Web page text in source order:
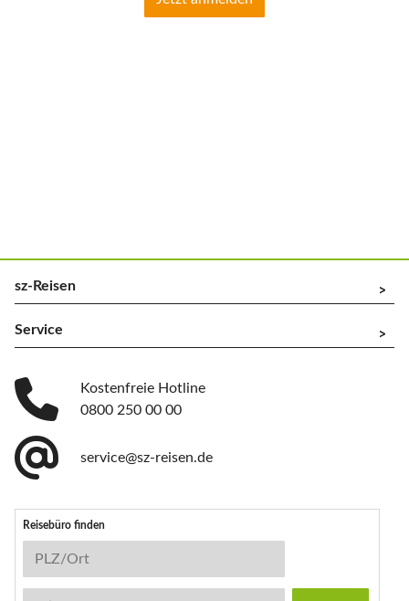
sz-Reisen ^
Service ^
Kostenfreie Hotline
0800 250 00 00
service@sz-reisen.de
Reisebüro finden
Reisebüro-Suche
PLZ/Ort